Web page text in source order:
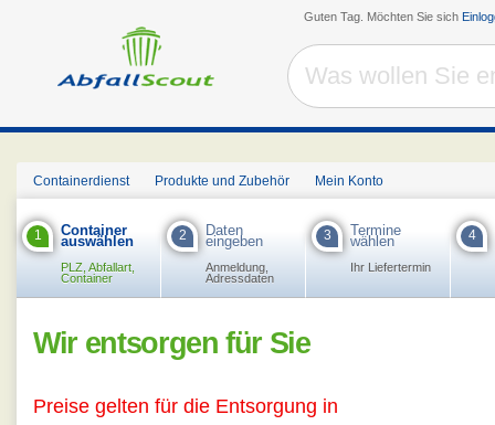
Guten Tag. Möchten Sie sich
Containerdienst Produkte und Zubehör Mein Konto
1 Container
auswählen
PLZ, Abfallart,
Container
2 Daten
eingeben
Anmeldung,
Adressdaten
3 Termine
wählen
Ihr Liefertermin
4
Wir entsorgen für Sie
Preise gelten für die Entsorgung in